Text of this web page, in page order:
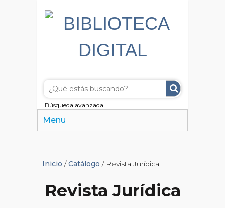
Búsqueda avanzada
Menu
Inicio /Catálogo / Revista Jurídica
Revista Jurídica